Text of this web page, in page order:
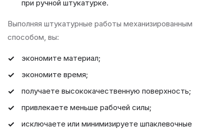
при ручной штукатурке.
Выполняя штукатурные работы механизированным
способом, вы:
экономите материал;
экономите время;
получаете высококачественную поверхность;
привлекаете меньше рабочей силы;
исключаете или минимизируете шпаклевочные